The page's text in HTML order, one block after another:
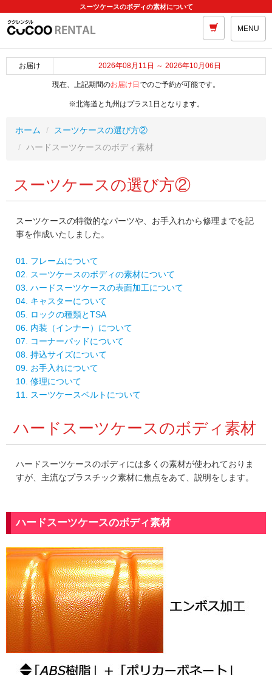
スーツケースのボディの素材について
MENU
お届け 2026年08月11日 ～ 2026年10月06日
現在、上記期間のお届け日 でのご予約が可能です。
※北海道と九州はプラス1日となります。
ホーム
スーツケースの選び方②
ハードスーツケースのボディ素材
スーツケースの選び方②
スーツケースの特徴的なパーツや、お手入れから修理までを記
事を作成いたしました。
01. フレームについて
02. スーツケースのボディの素材について
03. ハードスーツケースの表面加工について
04. キャスターについて
05. ロックの種類とTSA
06. 内装（インナー）について
07. コーナーパッドについて
08. 持込サイズについて
09. お手入れについて
10. 修理について
11. スーツケースベルトについて
ハードスーツケースのボディ素材
ハードスーツケースのボディには多くの素材が使われておりま
すが、主流なプラスチック素材に焦点をあて、説明をします。
ハードスーツケースのボディ素材